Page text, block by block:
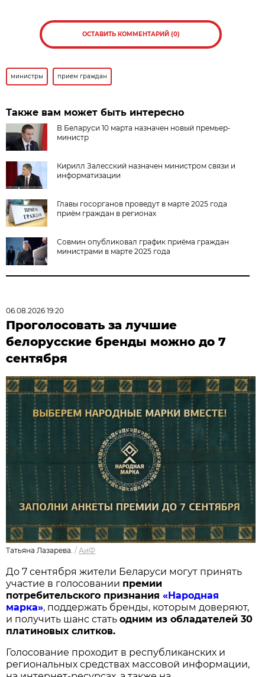
ОСТАВИТЬ КОММЕНТАРИЙ (0)
министры прием граждан
Также вам может быть интересно
В Беларуси 10 марта назначен новый премьер-
министр
Кирилл Залесский назначен министром связи и
информатизации
Главы госорганов проведут в марте 2025 года
приём граждан в регионах
Совмин опубликовал график приёма граждан
министрами в марте 2025 года
06.08.2026 19:20
Проголосовать за лучшие
белорусские бренды можно до 7
сентября
Татьяна Лазарева. /АиФ
До 7 сентября жители Беларуси могут принять
участие в голосовании премии
потребительского признания«Народная
марка», поддержать бренды, которым доверяют,
и получить шанс статьодним из обладателей 30
платиновых слитков.
Голосование проходит в республиканских и
региональных средствах массовой информации,